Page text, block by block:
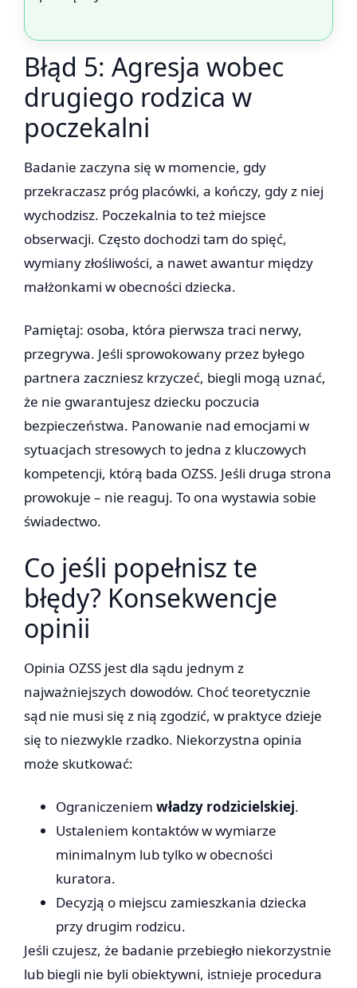
Błąd 5: Agresja wobec
drugiego rodzica w
poczekalni
Badanie zaczyna się w momencie, gdy
przekraczasz próg placówki, a kończy, gdy z niej
wychodzisz. Poczekalnia to też miejsce
obserwacji. Często dochodzi tam do spięć,
wymiany złośliwości, a nawet awantur między
małżonkami w obecności dziecka.
Pamiętaj: osoba, która pierwsza traci nerwy,
przegrywa. Jeśli sprowokowany przez byłego
partnera zaczniesz krzyczeć, biegli mogą uznać,
że nie gwarantujesz dziecku poczucia
bezpieczeństwa. Panowanie nad emocjami w
sytuacjach stresowych to jedna z kluczowych
kompetencji, którą bada OZSS. Jeśli druga strona
prowokuje – nie reaguj. To ona wystawia sobie
świadectwo.
Co jeśli popełnisz te
błędy? Konsekwencje
opinii
Opinia OZSS jest dla sądu jednym z
najważniejszych dowodów. Choć teoretycznie
sąd nie musi się z nią zgodzić, w praktyce dzieje
się to niezwykle rzadko. Niekorzystna opinia
może skutkować:
Ograniczeniem władzy rodzicielskiej.
Ustaleniem kontaktów w wymiarze
minimalnym lub tylko w obecności
kuratora.
Decyzją o miejscu zamieszkania dziecka
przy drugim rodzicu.
Jeśli czujesz, że badanie przebiegło niekorzystnie
lub biegli nie byli obiektywni, istnieje procedura